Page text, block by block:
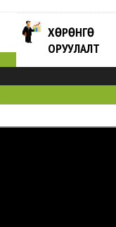
ХӨРӨНГӨ
ОРУУЛАЛТ